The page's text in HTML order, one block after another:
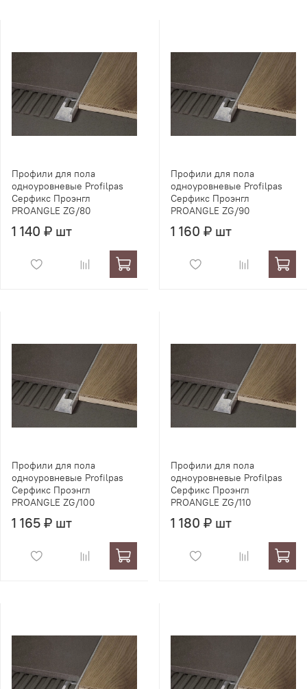
Профили для пола
одноуровневые Profilpas
Серфикс Проэнгл
PROANGLE ZG/80
1 140 ₽ шт
Профили для пола
одноуровневые Profilpas
Серфикс Проэнгл
PROANGLE ZG/90
1 160 ₽ шт
Профили для пола
одноуровневые Profilpas
Серфикс Проэнгл
PROANGLE ZG/100
1 165 ₽ шт
Профили для пола
одноуровневые Profilpas
Серфикс Проэнгл
PROANGLE ZG/110
1 180 ₽ шт